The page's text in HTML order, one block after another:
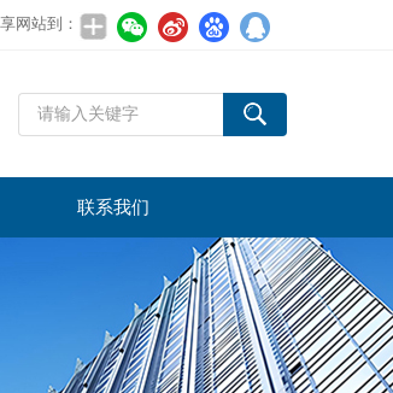
网站到：
联系我们